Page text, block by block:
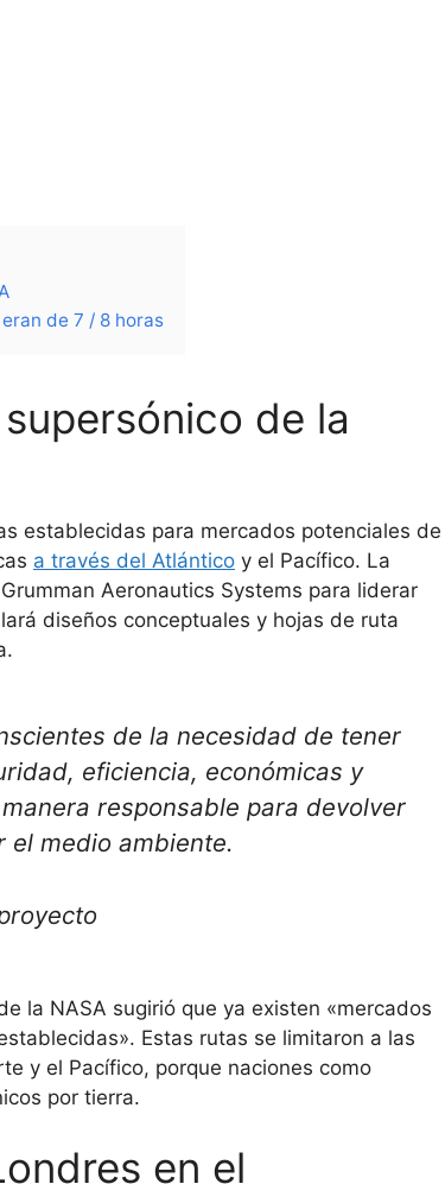
de 7 / 8 horas
de la
establecidas para mercados potenciales de
a través del Atlántico y el Pacífico. La
Aeronautics Systems para liderar
diseños conceptuales y hojas de ruta
de la necesidad de tener
eficiencia, económicas y
responsable para devolver
el medio ambiente.
la NASA sugirió que ya existen «mercados
Estas rutas se limitaron a las
y el Pacífico, porque naciones como
por tierra.
en el